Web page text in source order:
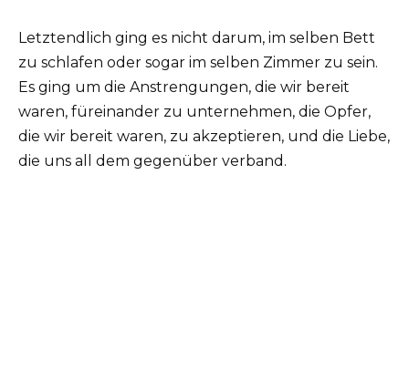
Letztendlich ging es nicht darum, im selben Bett
zu schlafen oder sogar im selben Zimmer zu sein.
Es ging um die Anstrengungen, die wir bereit
waren, füreinander zu unternehmen, die Opfer,
die wir bereit waren, zu akzeptieren, und die Liebe,
die uns all dem gegenüber verband.